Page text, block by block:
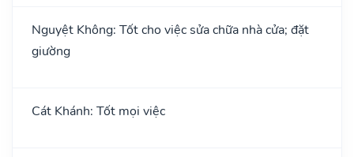
Nguyệt Không: Tốt cho việc sửa chữa nhà cửa; đặt
giường
Cát Khánh: Tốt mọi việc